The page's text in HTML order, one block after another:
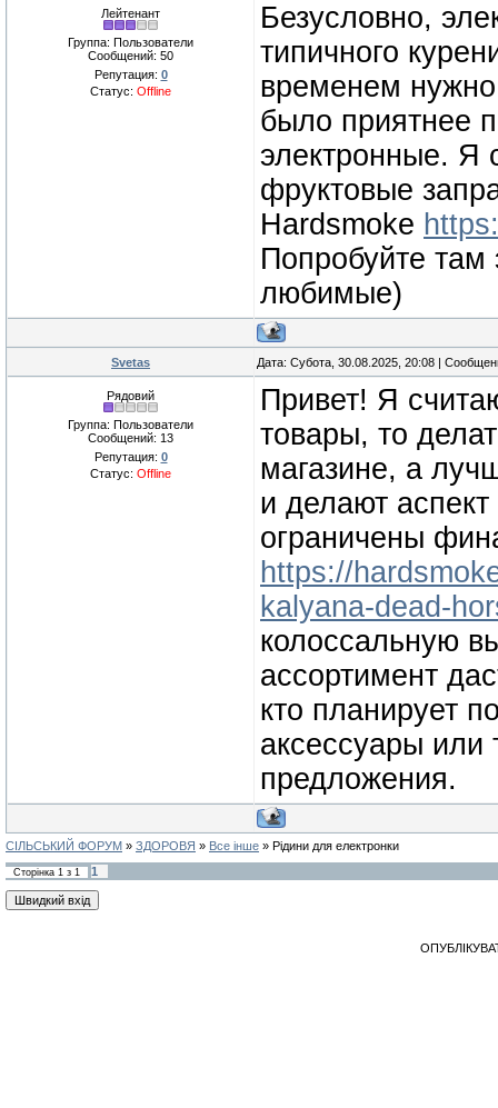
Лейтенант
Группа: Пользователи
Сообщений: 50
Репутация: 0
Статус: Offline
Безусловно,
типичного
временем нужно
было приятнее
электронные. Я
фруктовые
Нardsmoke
Попробуйте
любимые)
Svetas Дата: Субота, 30.08.2025, 20:08 |
Рядовий
Группа: Пользователи
Сообщений: 13
Репутация: 0
Статус: Offline
Привет! Я
товары, то
магазине, а
и делают
ограничены
https://
kalyana-dead-
колоссальную
ассортимент
кто планирует
аксессуары или
предложения.
СІЛЬСЬКИЙ ФОРУМ » ЗДОРОВЯ » Все інше » Рідини для електронки
Сторінка 1 з 1 1